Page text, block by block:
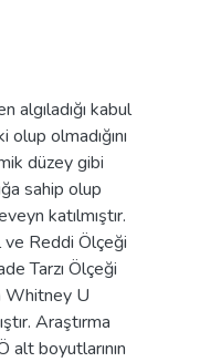
algıladığı kabul
olmadığını
düzey gibi
sahip olup
katılmıştır.
ve Reddi Ölçeği
Tarzı Ölçeği
Whitney U
Araştırma
alt boyutlarının